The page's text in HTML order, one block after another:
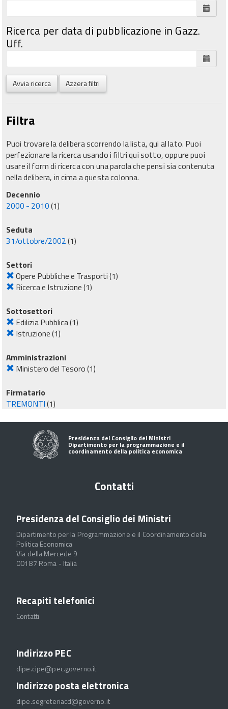
Ricerca per data di pubblicazione in Gazz.
Uff.
Avvia ricerca Azzera filtri
Filtra
Puoi trovare la delibera scorrendo la lista, qui al lato. Puoi
perfezionare la ricerca usando i filtri qui sotto, oppure puoi
usare il form di ricerca con una parola che pensi sia contenuta
nella delibera, in cima a questa colonna.
Decennio
2000 - 2010(1)
Seduta
31/ottobre/2002(1)
Settori
Opere Pubbliche e Trasporti(1)
Ricerca e Istruzione(1)
Sottosettori
Edilizia Pubblica(1)
Istruzione(1)
Amministrazioni
Ministero del Tesoro(1)
Firmatario
TREMONTI(1)
Presidenza del Consiglio dei Ministri
Dipartimento per la programmazione e il
coordinamento della politica economica
Contatti
Presidenza del Consiglio dei Ministri
Dipartimento per la Programmazione e il Coordinamento della
Politica Economica
Via della Mercede 9
00187 Roma - Italia
Recapiti telefonici
Contatti
Indirizzo PEC
dipe.cipe@pec.governo.it
Indirizzo posta elettronica
dipe.segreteriacd@governo.it